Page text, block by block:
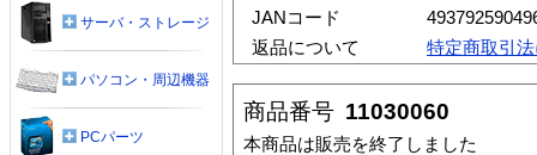
JANコード
返品について
特定商取引
商品番号 11030060
本商品は販売を終了しました
サーバ・ストレージ
パソコン・周辺機器
PCパーツ